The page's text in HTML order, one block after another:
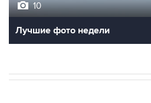
10
Лучшие фото недели